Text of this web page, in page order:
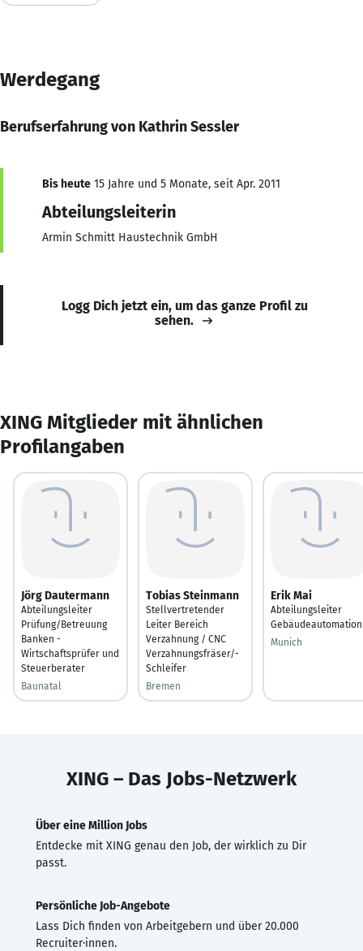
Werdegang
Berufserfahrung von Kathrin Sessler
Bis heute 15 Jahre und 5 Monate, seit Apr. 2011
Abteilungsleiterin
Armin Schmitt Haustechnik GmbH
Logg Dich jetzt ein, um das ganze Profil zu
sehen.
XING Mitglieder mit ähnlichen
Profilangaben
Jörg Dautermann
Abteilungsleiter
Prüfung/Betreuung
Banken -
Wirtschaftsprüfer und
Steuerberater
Baunatal
Tobias Steinmann
Stellvertretender
Leiter Bereich
Verzahnung / CNC
Verzahnungsfräser/-
Schleifer
Bremen
Erik Mai
Abteilungsleiter
Gebäudeautomation
Munich
XING – Das Jobs-Netzwerk
Über eine Million Jobs
Entdecke mit XING genau den Job, der wirklich zu Dir
passt.
Persönliche Job-Angebote
Lass Dich finden von Arbeitgebern und über 20.000
Recruiter·innen.